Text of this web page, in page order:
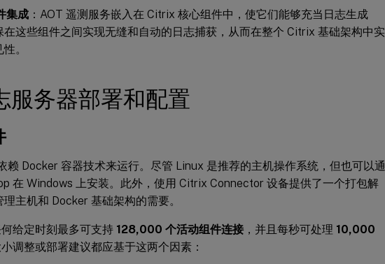
集成 ：AOT 遥测服务嵌入在 Citrix 核心组件中，使它们能够充当日志生成
在这些组件之间实现无缝和自动的日志捕获，从而在整个 Citrix 基础架构中实
。
服务器部署和配置
赖 Docker 容器技术来运行。尽管 Linux 是推荐的主机操作系统，但也可以通
在 Windows 上安装。此外，使用 Citrix Connector 设备提供了一个打包解
主机和 Docker 基础架构的需要。
给定时刻最多可支持 128,000 个活动组件连接 ，并且每秒可处理 10,000
调整或部署建议都应基于这两个因素：